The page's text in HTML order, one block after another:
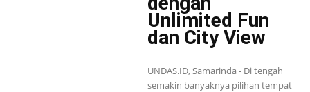
Unlimited Fun
dan City View
UNDAS.ID, Samarinda - Di tengah
semakin banyaknya pilihan tempat